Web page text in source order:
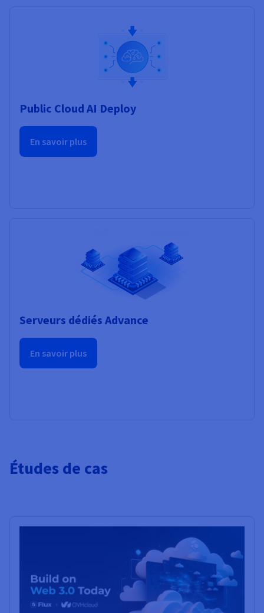
Public Cloud AI Deploy
En savoir plus
Serveurs dédiés Advance
En savoir plus
Études de cas